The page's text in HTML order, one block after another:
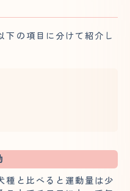
下の項目に分けて紹介し
種と比べると運動量は少